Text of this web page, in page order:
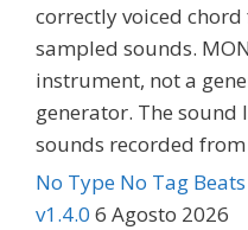
correctly voiced
sampled sounds.
instrument, not a
generator. The
sounds recorded
No Type No Tag
v1.4.0 6 Agosto 2026